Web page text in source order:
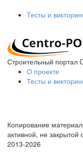
Тесты и
Строительный портал
О проекте
Тесты и
Копирование
активной, не закрытой
2013-2026